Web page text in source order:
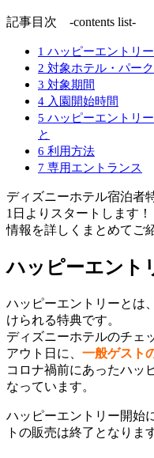
記事目次 -contents list-
1 ハッピーエントリ
2 対象ホテル・パーク
3 対象期間
4 入園開始時間
5 ハッピーエントリ
と
6 利用方法
7 専用エントランス
ディズニーホテル宿泊者
1日よりスタートします！
情報を詳しくまとめてご
ハッピーエント
ハッピーエントリーとは
けられる特典です。
ディズニーホテルのチェ
アウト日に、 一般ゲスト
コロナ禍前にあったハッ
なっています。
ハッピーエントリー開始
トの販売は終了となりま